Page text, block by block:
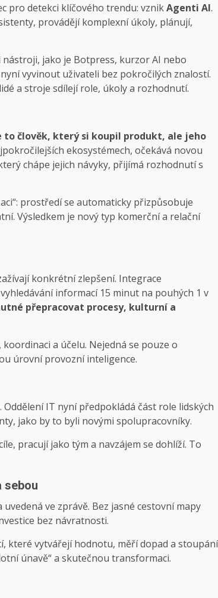
pro detekci klíčového trendu: vznikAgenti AI.
provádějí komplexní úkoly, plánují,
jako je Botpress, kurzor AI nebo
vyvinout uživateli bez pokročilých znalostí.
a stroje sdílejí role, úkoly a rozhodnutí.
to člověk, který si koupil produkt, ale jeho
ekosystémech, očekává novou
chápe jejich návyky, přijímá rozhodnutí s
prostředí se automaticky přizpůsobuje
Výsledkem je nový typ komerční a relační
konkrétní zlepšení. Integrace
informací 15 minut na pouhých 1 v
přepracovat procesy, kulturní a
a účelu. Nejedná se pouze o
úrovní provozní inteligence.
IT nyní předpokládá část role lidských
jako by to byli novými spolupracovníky.
pracují jako tým a navzájem se dohlíží. To
sebou
ve zprávě. Bez jasné cestovní mapy
bez návratnosti.
které vytvářejí hodnotu, měří dopad a stoupání
únavě“ a skutečnou transformaci.